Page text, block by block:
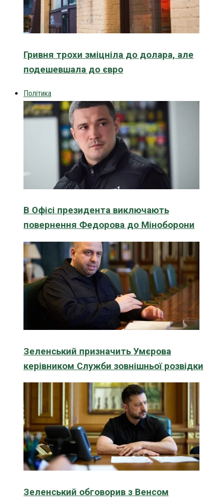
Гривня трохи зміцніла до долара, але
подешевшала до євро
Політика
В Офісі президента виключають
повернення Федорова до Міноборони
Зеленський призначить Умєрова
керівником Служби зовнішньої розвідки
Зеленський обговорив з Венсом